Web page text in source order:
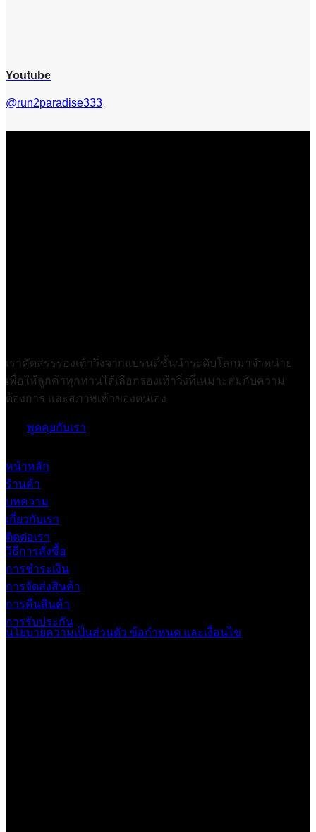
Youtube
@run2paradise333
เราคัดสรรรองเท้าวิ่งจากแบรนด์ชั้นนำระดับโลกมาจำหน่าย
เพื่อให้ลูกค้าทุกท่านได้เลือกรองเท้าวิ่งที่เหมาะสมกับความ
ต้องการ และสภาพเท้าของตนเอง
พูดคุยกับเรา
หน้าหลัก
ร้านค้า
บทความ
เกี่ยวกับเรา
ติดต่อเรา
วิธีการสั่งซื้อ
การชำระเงิน
การจัดส่งสินค้า
การคืนสินค้า
การรับประกัน
นโยบายความเป็นส่วนตัว ข้อกำหนด และเงื่อนไข